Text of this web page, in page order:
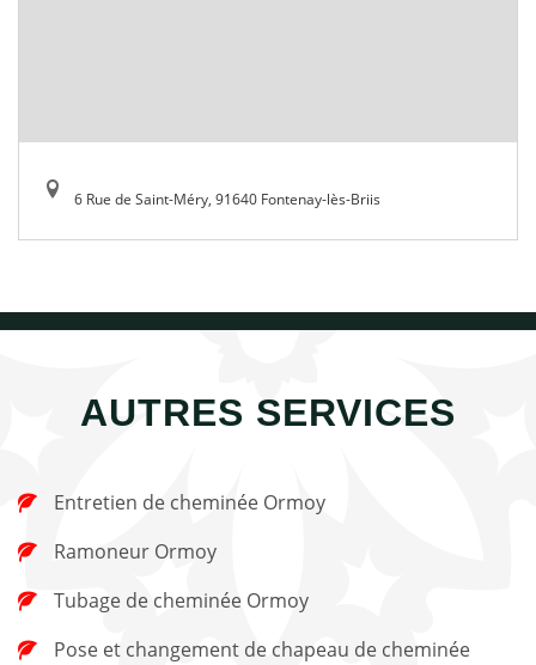
6 Rue de Saint-Méry, 91640 Fontenay-lès-Briis
AUTRES SERVICES
Entretien de cheminée Ormoy
Ramoneur Ormoy
Tubage de cheminée Ormoy